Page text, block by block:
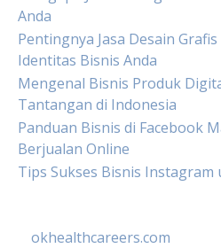
Anda
Pentingnya Jasa Desain
Identitas Bisnis Anda
Mengenal Bisnis Produk
Tantangan di Indonesia
Panduan Bisnis di Facebook
Berjualan Online
Tips Sukses Bisnis Instagram
okhealthcareers.com